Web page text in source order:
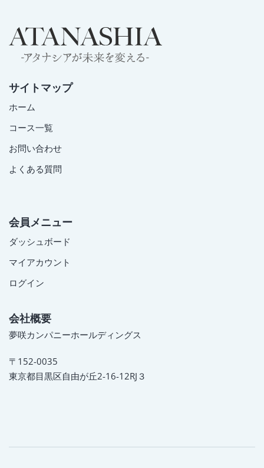
サイトマップ
ホーム
コース一覧
お問い合わせ
よくある質問
会員メニュー
ダッシュボード
マイアカウント
ログイン
会社概要
夢咲カンパニーホールディングス
〒152-0035
東京都目黒区自由が丘2-16-12RJ３